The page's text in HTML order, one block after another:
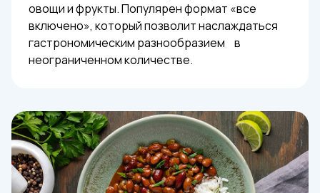
овощи и фрукты. Популярен формат «все
включено», который позволит наслаждаться
гастрономическим разнообразием в
неограниченном количестве.